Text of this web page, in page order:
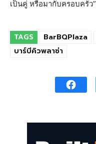
เป็นคู่ หรือมากับครอบครัว”
TAGS BarBQPlaza
บาร์บีคิวพลาซ่า